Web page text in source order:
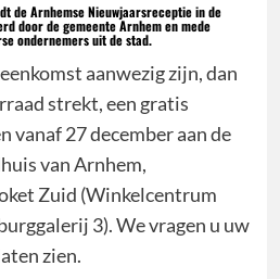
de Arnhemse Nieuwjaarsreceptie in de
door de gemeente Arnhem en mede
ondernemers uit de stad.
aanwezig zijn, dan
strekt, een gratis
vanaf 27 december aan de
van Arnhem,
Zuid (Winkelcentrum
3). We vragen u uw
zien.